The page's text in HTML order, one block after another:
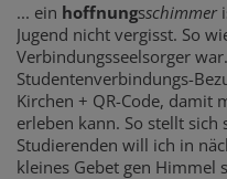
... ein hoffnungsschimmer
Jugend nicht vergisst. So
Verbindungsseelsorger
Studentenverbindungs-
Kirchen + QR-Code, damit
erleben kann. So stellt
Studierenden will ich in
kleines Gebet gen Himmel